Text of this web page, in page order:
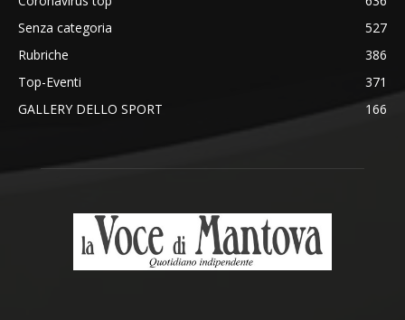
Senza categoria
527
Rubriche
386
Top-Eventi
371
GALLERY DELLO SPORT
166